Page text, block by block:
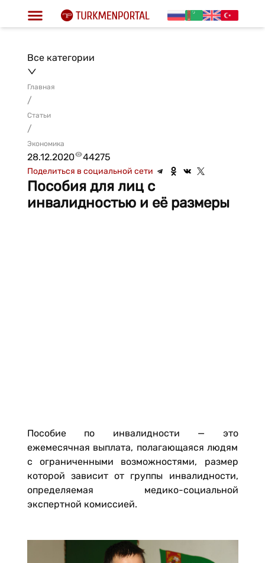
Все категории
Главная
/
Статьи
/
Экономика
28.12.2020 44275
Поделиться в социальной сети
Пособия для лиц с
инвалидностью и её размеры
Пособие по инвалидности — это
ежемесячная выплата, полагающаяся людям
с ограниченными возможностями, размер
которой зависит от группы инвалидности,
определяемая медико-социальной
экспертной комиссией.